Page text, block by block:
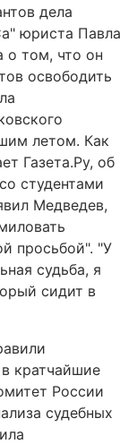
дела
юриста Павла
о том, что он
освободить
летом. Как
Газета.Ру, об
студентами
Медведев,
просьбой". "У
судьба, я
сидит в
кратчайшие
России
судебных